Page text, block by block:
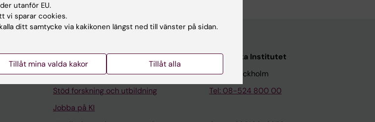
Kontakta och besök KI
Universitetsbiblioteket
Stöd forskning och utbildning
Jobba på KI
Karolinska Institutet
171 77 Stockholm
Tel: 08-524 800 00
utanför EU.
vi sparar cookies.
ditt samtycke via kakikonen längst ned till vänster på sidan.
Tillåt mina valda kakor Tillåt alla